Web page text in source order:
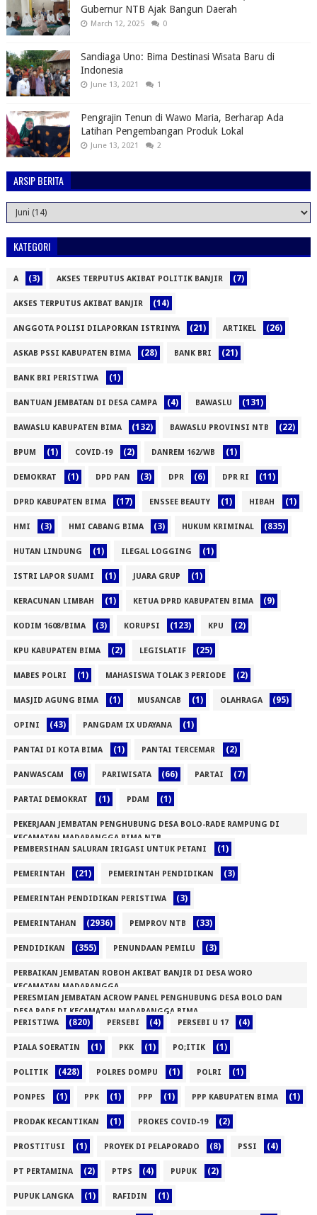
Gubernur NTB Ajak Bangun Daerah
March 12, 2025 0
Sandiaga Uno: Bima Destinasi Wisata Baru di
Indonesia
June 13, 2021 1
Pengrajin Tenun di Wawo Maria, Berharap Ada
Latihan Pengembangan Produk Lokal
June 13, 2021 2
ARSIP BERITA
KATEGORI
A (3) AKSES TERPUTUS AKIBAT POLITIK BANJIR (7)
AKSES TERPUTUS AKIBAT BANJIR (14)
ANGGOTA POLISI DILAPORKAN ISTRINYA (21) ARTIKEL (26)
ASKAB PSSI KABUPATEN BIMA (28) BANK BRI (21)
BANK BRI PERISTIWA (1)
BANTUAN JEMBATAN DI DESA CAMPA (4) BAWASLU (131)
BAWASLU KABUPATEN BIMA (132) BAWASLU PROVINSI NTB (22)
BPUM (1) COVID-19 (2) DANREM 162/WB (1)
DEMOKRAT (1) DPD PAN (3) DPR (6) DPR RI (11)
DPRD KABUPATEN BIMA (17) ENSSEE BEAUTY (1) HIBAH (1)
HMI (3) HMI CABANG BIMA (3) HUKUM KRIMINAL (835)
HUTAN LINDUNG (1) ILEGAL LOGGING (1)
ISTRI LAPOR SUAMI (1) JUARA GRUP (1)
KERACUNAN LIMBAH (1) KETUA DPRD KABUPATEN BIMA (9)
KODIM 1608/BIMA (3) KORUPSI (123) KPU (2)
KPU KABUPATEN BIMA (2) LEGISLATIF (25)
MABES POLRI (1) MAHASISWA TOLAK 3 PERIODE (2)
MASJID AGUNG BIMA (1) MUSANCAB (1) OLAHRAGA (95)
OPINI (43) PANGDAM IX UDAYANA (1)
PANTAI DI KOTA BIMA (1) PANTAI TERCEMAR (2)
PANWASCAM (6) PARIWISATA (66) PARTAI (7)
PARTAI DEMOKRAT (1) PDAM (1)
PEKERJAAN JEMBATAN PENGHUBUNG DESA BOLO-RADE RAMPUNG DI
KECAMATAN MADAPANGGA BIMA NTB
(1)PEMBERSIHAN SALURAN IRIGASI UNTUK PETANI (1)
PEMERINTAH (21) PEMERINTAH PENDIDIKAN (3)
PEMERINTAH PENDIDIKAN PERISTIWA (3)
PEMERINTAHAN (2936) PEMPROV NTB (33)
PENDIDIKAN (355) PENUNDAAN PEMILU (3)
PERBAIKAN JEMBATAN ROBOH AKIBAT BANJIR DI DESA WORO
KECAMATAN MADAPANGGA
(1)PERESMIAN JEMBATAN ACROW PANEL PENGHUBUNG DESA BOLO DAN
DESA RADE DI KECAMATAN MADAPANGGA BIMA
(1)PERISTIWA (820) PERSEBI (4) PERSEBI U 17 (4)
PIALA SOERATIN (1) PKK (1) PO;ITIK (1)
POLITIK (428) POLRES DOMPU (1) POLRI (1)
PONPES (1) PPK (1) PPP (1) PPP KABUPATEN BIMA (1)
PRODAK KECANTIKAN (1) PROKES COVID-19 (2)
PROSTITUSI (1) PROYEK DI PELAPORADO (8) PSSI (4)
PT PERTAMINA (2) PTPS (4) PUPUK (2)
PUPUK LANGKA (1) RAFIDIN (1)